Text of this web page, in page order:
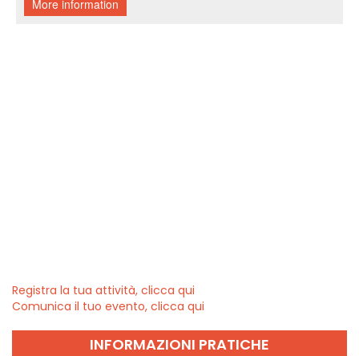
Registra la tua attività, clicca qui
Comunica il tuo evento, clicca qui
INFORMAZIONI PRATICHE